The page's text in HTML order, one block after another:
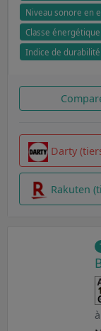
Niveau sonore en
Classe
Indice de durabilité
Darty
Rakuten